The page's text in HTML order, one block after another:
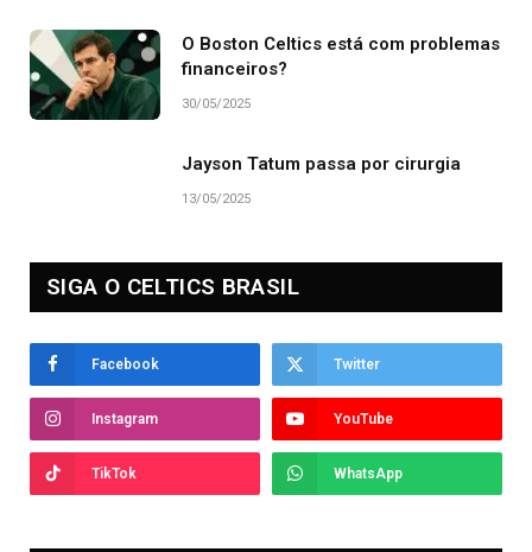
O Boston Celtics está com problemas
financeiros?
30/05/2025
Jayson Tatum passa por cirurgia
13/05/2025
SIGA O CELTICS BRASIL
Facebook Twitter
Instagram YouTube
TikTok WhatsApp